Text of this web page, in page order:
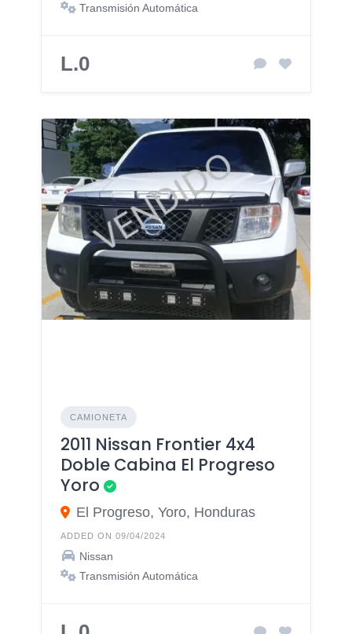
Transmisión Automática
L.0
CAMIONETA
2011 Nissan Frontier 4x4
Doble Cabina El Progreso
Yoro
El Progreso, Yoro, Honduras
ADDED ON 09/04/2024
Nissan
Transmisión Automática